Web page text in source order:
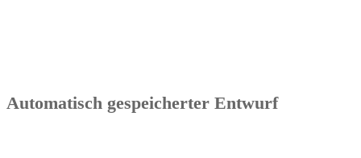
Automatisch gespeicherter Entwurf